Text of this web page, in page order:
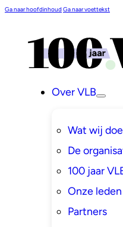
Ga naar hoofdinhoudGa naar voettekst
Over VLB
Wat wij
De
100 jaar
Onze leden
Partners